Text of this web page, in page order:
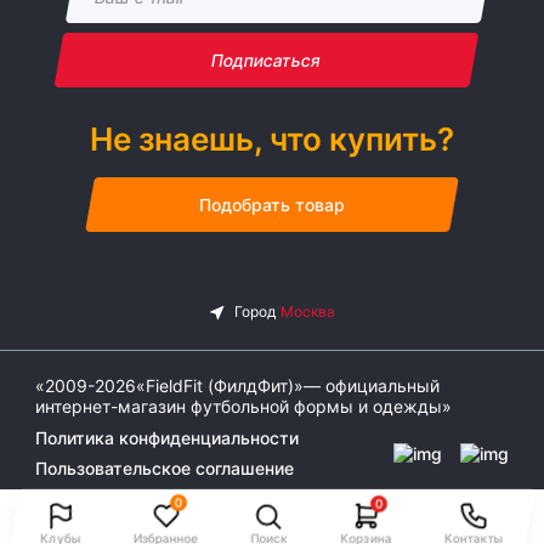
Клубы
0
Избранное Поиск
0
Корзина Контакты
Подписаться
Не знаешь, что купить?
Подобрать товар
«2009-2026«FieldFit (ФилдФит)»— официальный
интернет-магазин футбольной формы и одежды»
Политика конфиденциальности
Пользовательское соглашение